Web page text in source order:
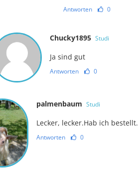
Antworten 0
Chucky1895 Studi
Ja sind gut
Antworten 0
palmenbaum Studi
Lecker, lecker.Hab ich bestellt.
Antworten 0